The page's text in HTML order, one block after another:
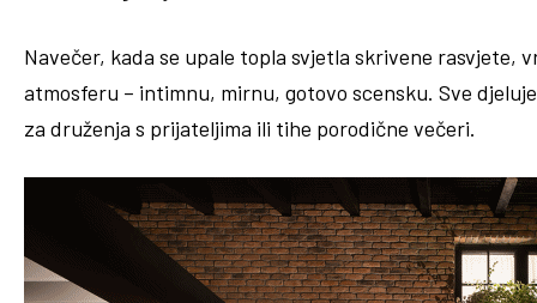
Navečer, kada se upale topla svjetla skrivene rasvjete,
atmosferu – intimnu, mirnu, gotovo scensku. Sve
za druženja s prijateljima ili tihe porodične večeri.